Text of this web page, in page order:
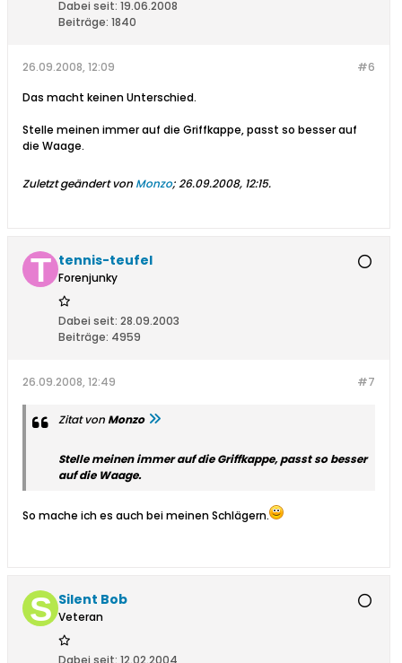
Dabei seit: 19.06.2008
Beiträge: 1840
#6
26.09.2008, 12:09
Das macht keinen Unterschied.
Stelle meinen immer auf die Griffkappe, passt so besser auf
die Waage.
Zuletzt geändert von Monzo;26.09.2008, 12:15.
tennis-teufel
Forenjunky
Dabei seit: 28.09.2003
Beiträge: 4959
#7
26.09.2008, 12:49
Zitat vonMonzo
Stelle meinen immer auf die Griffkappe, passt so besser
auf die Waage.
So mache ich es auch bei meinen Schlägern.
Silent Bob
Veteran